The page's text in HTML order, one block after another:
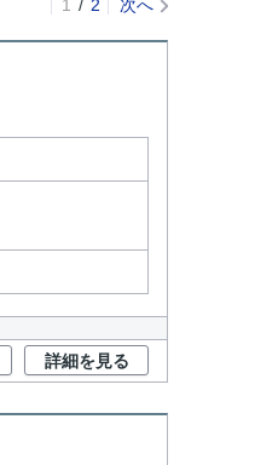
1 2 次へ
詳細を見る